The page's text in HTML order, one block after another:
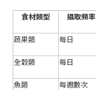
食材類型 攝取頻率
蔬果類 每日
全穀類 每日
魚類 每週數次